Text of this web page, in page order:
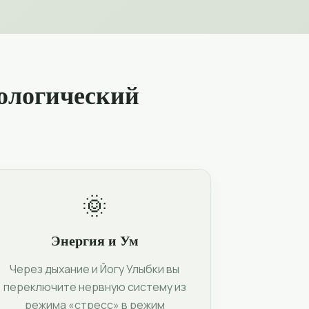
🌞
Энергия и Ум
Через дыхание и Йогу Улыбки вы
переключите нервную систему из
режима «стресс» в режим